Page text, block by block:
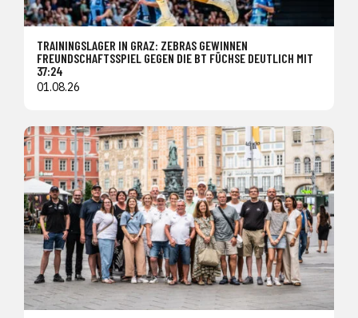
TRAININGSLAGER IN GRAZ: ZEBRAS GEWINNEN
FREUNDSCHAFTSSPIEL GEGEN DIE BT FÜCHSE DEUTLICH MIT
37:24
01.08.26